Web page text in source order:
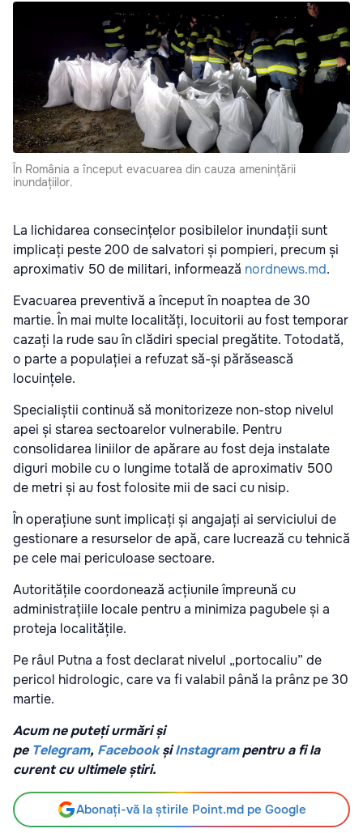
În România a început evacuarea din cauza amenințării
inundațiilor.
La lichidarea consecințelor posibilelor inundații sunt
implicați peste 200 de salvatori și pompieri, precum și
aproximativ 50 de militari, informează nordnews.md.
Evacuarea preventivă a început în noaptea de 30
martie. În mai multe localități, locuitorii au fost temporar
cazați la rude sau în clădiri special pregătite. Totodată,
o parte a populației a refuzat să-și părăsească
locuințele.
Specialiștii continuă să monitorizeze non-stop nivelul
apei și starea sectoarelor vulnerabile. Pentru
consolidarea liniilor de apărare au fost deja instalate
diguri mobile cu o lungime totală de aproximativ 500
de metri și au fost folosite mii de saci cu nisip.
În operațiune sunt implicați și angajați ai serviciului de
gestionare a resurselor de apă, care lucrează cu tehnică
pe cele mai periculoase sectoare.
Autoritățile coordonează acțiunile împreună cu
administrațiile locale pentru a minimiza pagubele și a
proteja localitățile.
Pe râul Putna a fost declarat nivelul „portocaliu” de
pericol hidrologic, care va fi valabil până la prânz pe 30
martie.
Acum ne puteți urmări și
pe Telegram, Facebook șiInstagrampentru a fi la
curent cu ultimele știri.
Abonați-vă la știrile Point.md pe Google